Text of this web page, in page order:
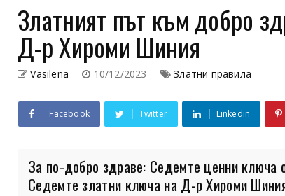
Златният път към добро
Д-р Хироми Шиния
Vasilena 10/12/2023 Златни правила
Facebook Twitter Linkedin
За по-добро здраве: Седемте ценни
Седемте златни ключа на Д-р Хироми